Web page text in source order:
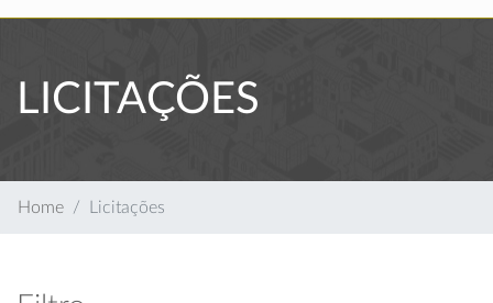
LICITAÇÕES
Home Licitações